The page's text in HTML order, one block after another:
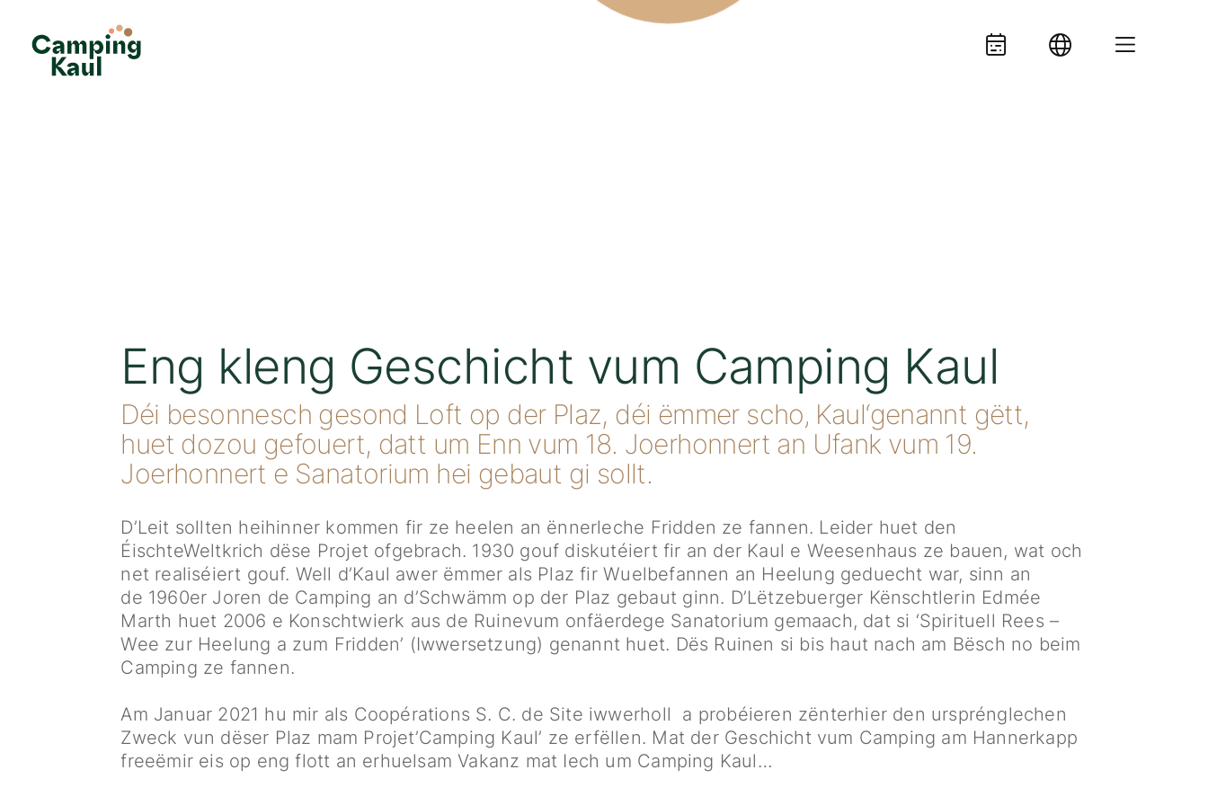
Eng kleng Geschicht vum Camping Kaul
Déi besonnesch gesond Loft op der Plaz, déi ëmmer scho‚ Kaul‘genannt gëtt,
huet dozou gefouert, datt um Enn vum 18. Joerhonnert an Ufank vum 19.
Joerhonnert e Sanatorium hei gebaut gi sollt.
D’Leit sollten heihinner kommen fir ze heelen an ënnerleche Fridden ze fannen. Leider huet den
ÉischteWeltkrich dëse Projet ofgebrach. 1930 gouf diskutéiert fir an der Kaul e Weesenhaus ze bauen, wat och
net realiséiert gouf. Well d’Kaul awer ëmmer als Plaz fir Wuelbefannen an Heelung geduecht war, sinn an
de 1960er Joren de Camping an d’Schwämm op der Plaz gebaut ginn. D’Lëtzebuerger Kënschtlerin Edmée
Marth huet 2006 e Konschtwierk aus de Ruinevum onfäerdege Sanatorium gemaach, dat si ‘Spirituell Rees –
Wee zur Heelung a zum Fridden’ (Iwwersetzung) genannt huet. Dës Ruinen si bis haut nach am Bësch no beim
Camping ze fannen.
Am Januar 2021 hu mir als Coopérations S. C. de Site iwwerholl a probéieren zënterhier den ursprénglechen
Zweck vun dëser Plaz mam Projet’Camping Kaul’ ze erfëllen. Mat der Geschicht vum Camping am Hannerkapp
freeëmir eis op eng flott an erhuelsam Vakanz mat Iech um Camping Kaul…